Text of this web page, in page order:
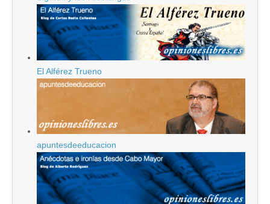
El Alférez Trueno
apuntesdeeducacion